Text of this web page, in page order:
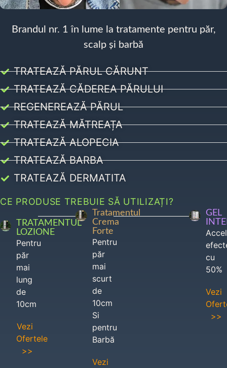
Brandul nr. 1 în lume la tratamente pentru păr,
scalp și barbă
TRATEAZĂ PĂRUL CĂRUNT
TRATEAZĂ CĂDEREA PĂRULUI
REGENEREAZĂ PĂRUL
TRATEAZĂ MĂTREAȚA
TRATEAZĂ ALOPECIA
TRATEAZĂ BARBA
TRATEAZĂ DERMATITA
CE PRODUSE TREBUIE SĂ UTILIZAȚI?
TRATAMENTUL
LOZIONE
Pentru
păr
mai
lung
de
10cm
Vezi
Ofertele
>>
Tratamentul
Crema
Forte
Pentru
păr
mai
scurt
de
10cm
Si
pentru
Barbă
Vezi
GEL
cu
50%
Vezi
>>